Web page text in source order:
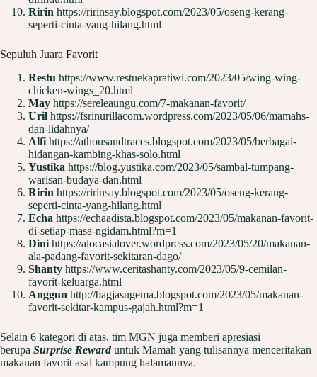
Ririn https://ririnsay.blogspot.com/2023/05/oseng-kerang-
seperti-cinta-yang-hilang.html
Sepuluh Juara Favorit
Restu https://www.restuekapratiwi.com/2023/05/wing-wing-
chicken-wings_20.html
May https://sereleaungu.com/7-makanan-favorit/
Uril https://fsrinurillacom.wordpress.com/2023/05/06/mamahs-
dan-lidahnya/
Alfi https://athousandtraces.blogspot.com/2023/05/berbagai-
hidangan-kambing-khas-solo.html
Yustika https://blog.yustika.com/2023/05/sambal-tumpang-
warisan-budaya-dan.html
Ririn https://ririnsay.blogspot.com/2023/05/oseng-kerang-
seperti-cinta-yang-hilang.html
Echa https://echaadista.blogspot.com/2023/05/makanan-favorit-
di-setiap-masa-ngidam.html?m=1
Dini https://alocasialover.wordpress.com/2023/05/20/makanan-
ala-padang-favorit-sekitaran-dago/
Shanty https://www.ceritashanty.com/2023/05/9-cemilan-
favorit-keluarga.html
Anggun http://bagjasugema.blogspot.com/2023/05/makanan-
favorit-sekitar-kampus-gajah.html?m=1
Selain 6 kategori di atas, tim MGN juga memberi apresiasi
berupa Surprise Rewarduntuk Mamah yang tulisannya menceritakan
makanan favorit asal kampung halamannya.